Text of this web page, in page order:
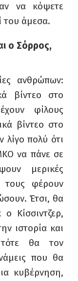
να κόψετε
του άμεσα.
ο Σόρρος,
ανθρώπων:
βίντεο στο
φίλους
βίντεο στο
λίγο πολύ ότι
να πάνε σε
μερικές
τους φέρουν
Έτσι, θα
Κίσσιντζερ,
ιστορία και
θα τον
που θα
κυβέρνηση,